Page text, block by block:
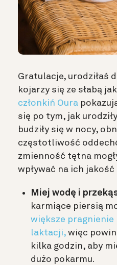
Gratulacje, urodziłaś
kojarzy się ze słabą
członkiń Oura
się po tym, jak
budziły się w nocy,
częstotliwość
zmienność tętna
wpływać na ich jakość
Miej wodę i
karmiące piersią
większe pragnienie
laktacji, więc
kilka godzin, aby
dużo pokarmu.